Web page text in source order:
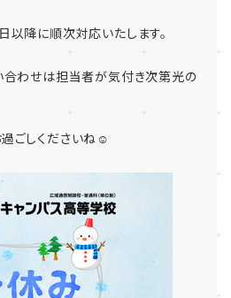
降に順次対応いたします。
わせは担当者が気付き次第光の
ごしくださいね☺